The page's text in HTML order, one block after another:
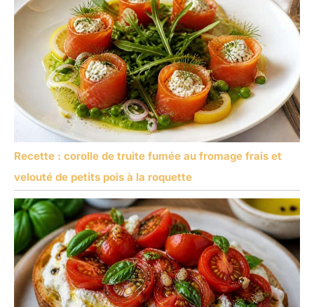
Recette : corolle de truite fumée au fromage frais et
velouté de petits pois à la roquette